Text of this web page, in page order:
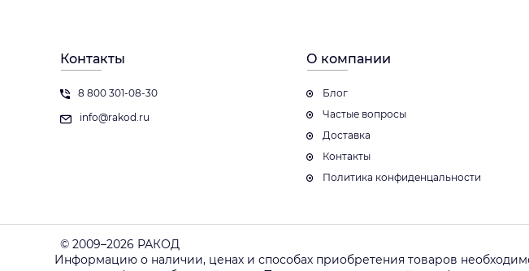
Контакты
8 800 301-08-30
info@rakod.ru
О компании
Блог
Частые вопросы
Доставка
Контакты
Политика конфиденцальности
© 2009–2026 РАКОД
Информацию о наличии, ценах и способах приобретения товаров